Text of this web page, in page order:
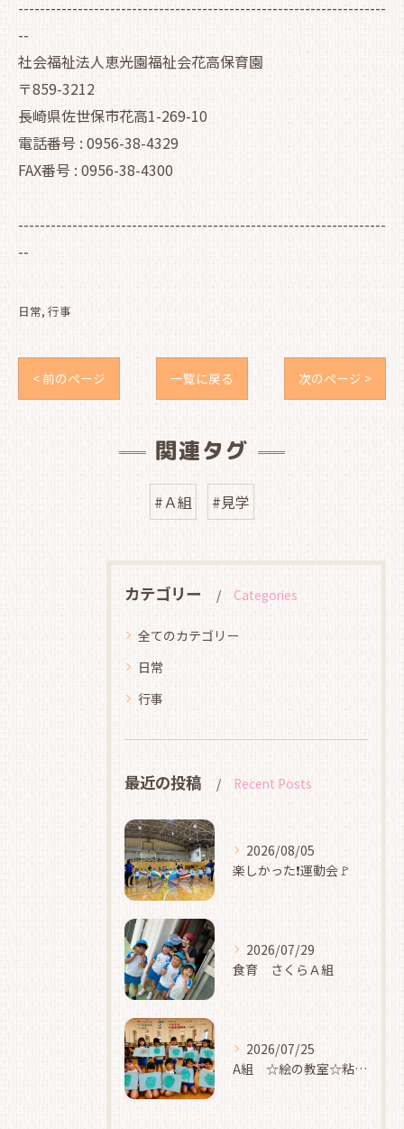
--------------------------------------------------------------------
--
社会福祉法人恵光園福祉会花高保育園
〒859-3212
長崎県佐世保市花高1-269-10
電話番号 : 0956-38-4329
FAX番号 : 0956-38-4300
--------------------------------------------------------------------
--
日常 行事
< 前のページ 一覧に戻る 次のページ >
関連タグ
#Ａ組 #見学
カテゴリー Categories
全てのカテゴリー
日常
行事
最近の投稿 Recent Posts
2026/08/05
楽しかった❗運動会🚩
2026/07/29
食育 さくらＡ組
2026/07/25
A組 ☆絵の教室☆粘土☆